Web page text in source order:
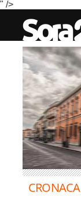
" />
CRONACA